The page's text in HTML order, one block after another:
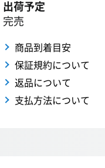
出荷予定
完売
商品到着目安
保証規約について
返品について
支払方法について